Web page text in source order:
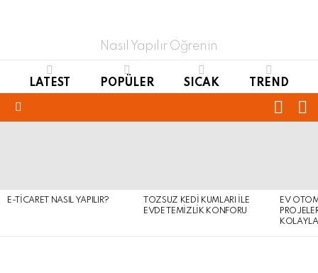
Nasıl Yapılır Öğrenin
LATEST POPÜLER SICAK TREND
E-TICARET NASIL YAPILIR?
TOZSUZ KEDI KUMLARI ILE
EVDE TEMIZLIK KONFORU
EV